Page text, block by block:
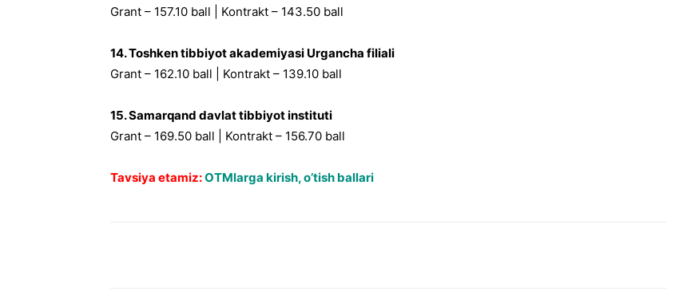
Grant – 157.10 ball | Kontrakt – 143.50 ball
14. Toshken tibbiyot akademiyasi Urgancha filiali
Grant – 162.10 ball | Kontrakt – 139.10 ball
15. Samarqand davlat tibbiyot instituti
Grant – 169.50 ball | Kontrakt – 156.70 ball
Tavsiya etamiz:OTMlarga kirish, o’tish ballari